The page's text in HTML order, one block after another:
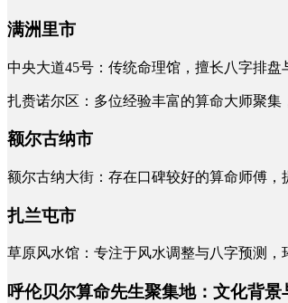
满洲里市
中央大道45号：传统命理馆，擅长八字排
扎赉诺尔区：多位经验丰富的算命大师聚集
额尔古纳市
额尔古纳大街：存在口碑较好的算命师傅，
扎兰屯市
草原风水馆：专注于风水调整与八字预测，
呼伦贝尔算命先生聚集地：文化背景